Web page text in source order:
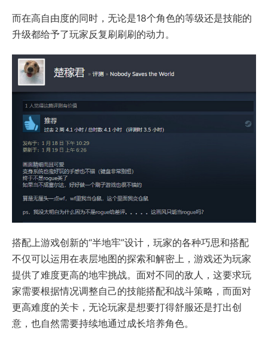
而在高自由度的同时，无论是18个角色的等级还是技能的
升级都给予了玩家反复刷刷刷的动力。
搭配上游戏创新的“半地牢”设计，玩家的各种巧思和搭配
不仅可以运用在表层地图的探索和解密上，游戏还为玩家
提供了难度更高的地牢挑战。面对不同的敌人，这要求玩
家需要根据情况调整自己的技能搭配和战斗策略，而面对
更高难度的关卡，无论玩家是想要打得舒服还是打出创
意，也自然需要持续地通过成长培养角色。